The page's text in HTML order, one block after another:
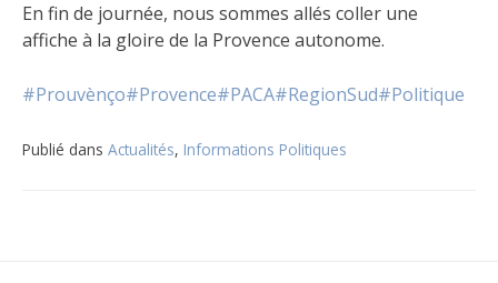
En fin de journée, nous sommes allés coller une
affiche à la gloire de la Provence autonome.
#Prouvènço#Provence#PACA#RegionSud#Politique
Publié dans Actualités, Informations Politiques